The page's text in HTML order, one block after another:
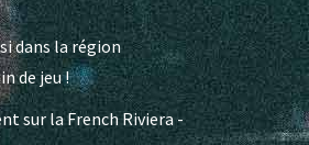
dans la région
de jeu !
sur la French Riviera -